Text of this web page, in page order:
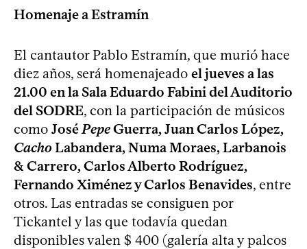
Homenaje a Estramín
El cantautor Pablo Estramín, que murió hace
diez años, será homenajeado el jueves a las
21.00 en la Sala Eduardo Fabini del Auditorio
del SODRE, con la participación de músicos
como JoséPepeGuerra, Juan Carlos López,
CachoLabandera, Numa Moraes, Larbanois
& Carrero, Carlos Alberto Rodríguez,
Fernando Ximénez y Carlos Benavides, entre
otros. Las entradas se consiguen por
Tickantel y las que todavía quedan
disponibles valen $ 400 (galería alta y palcos